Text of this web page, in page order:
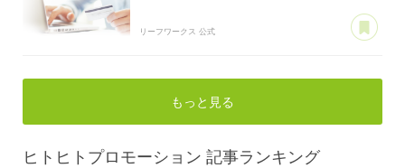
リーフワークス 公式
もっと見る
ヒトヒトプロモーション 記事ランキング